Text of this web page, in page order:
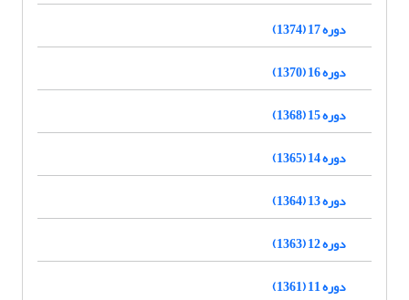
دوره 17 (1374)
دوره 16 (1370)
دوره 15 (1368)
دوره 14 (1365)
دوره 13 (1364)
دوره 12 (1363)
دوره 11 (1361)